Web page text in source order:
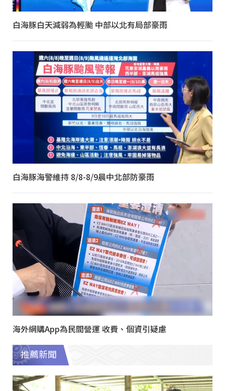
白海豚白天減弱為輕颱 中部以北有局部豪雨
白海豚海警維持 8/8-8/9晨中北部防豪雨
海外網購App為民間營運 收費、個資引疑慮
推薦新聞